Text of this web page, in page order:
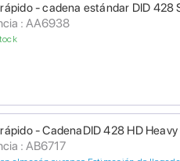
- cadena estándar DID 428
: AA6938
- CadenaDID 428 HD
: AB6717